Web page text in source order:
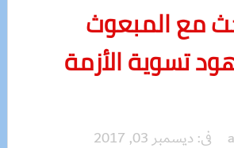
مع المبعوث
تسوية الأزمة
فى: ديسمبر 03, 2017